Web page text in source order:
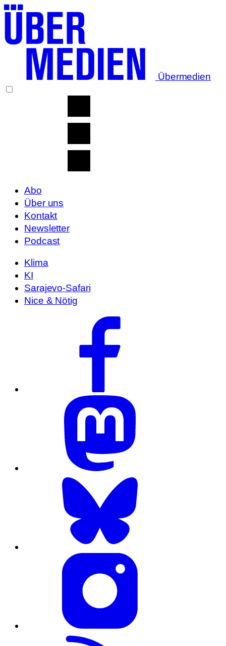
Übermedien
Abo
Über uns
Kontakt
Newsletter
Podcast
Klima
KI
Sarajevo-Safari
Nice & Nötig